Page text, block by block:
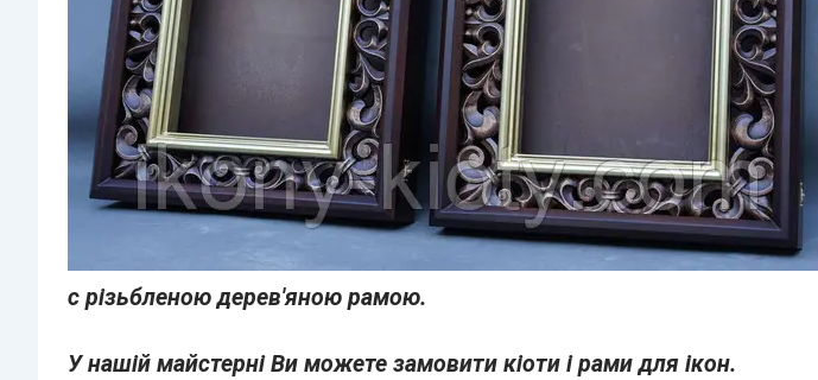
c різьбленою дерев'яною рамою.
У нашій майстерні Ви можете замовити кіоти і рами для ікон.